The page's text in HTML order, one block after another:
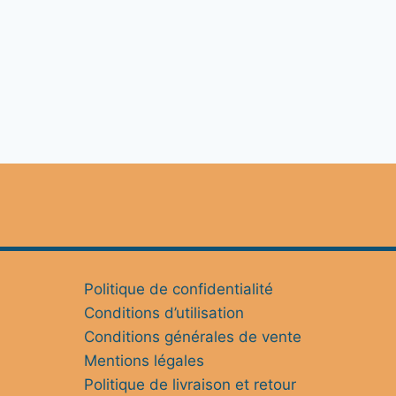
Politique de confidentialité
Conditions d’utilisation
Conditions générales de vente
Mentions légales
Politique de livraison et retour